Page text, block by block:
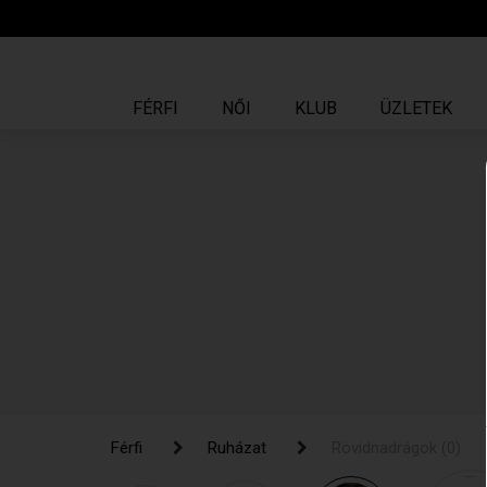
FÉRFI NŐI KLUB ÜZLETEK
Férfi Ruházat
Férfi Ruházat